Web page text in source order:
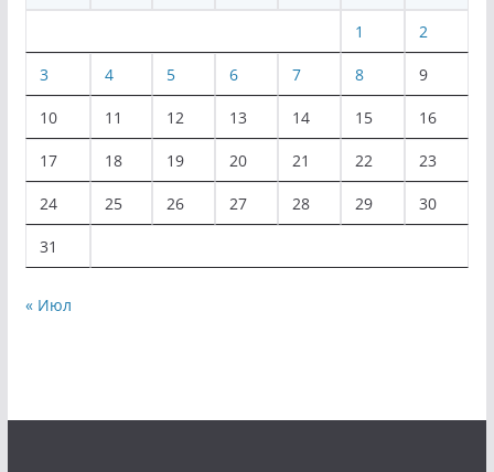
1 2
3 4 5 6 7 8 9
10 11 12 13 14 15 16
17 18 19 20 21 22 23
24 25 26 27 28 29 30
31
« Июл